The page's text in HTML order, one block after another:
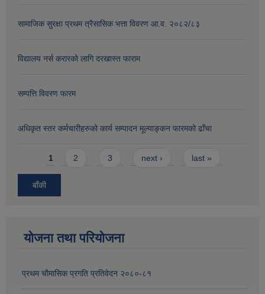
सामाजिक सुरक्षा प्रथम त्रैसासिक भत्ता विवरण आ.व. २०८२/८३
विद्यालय नर्स करारको लागि दरखास्त फाराम
सम्पत्ति विवरण फारम
अधिकृत स्तर कर्मचारीहरुको कार्य सम्पादन मूल्याङ्कन फारमको ढाँचा
Pages
1 2 3 next › last »
बाँकी
योजना तथा परियोजना
प्रथम चौमासिक प्रगति प्रतिवेदन २०८०-८१